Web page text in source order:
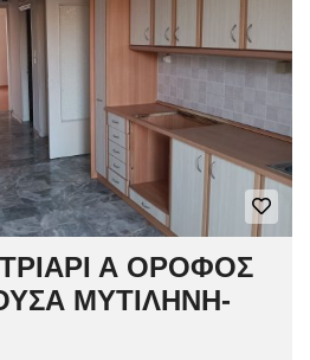
Α ΟΡΟΦΟΣ
ΜΥΤΙΛΗΝΗ-